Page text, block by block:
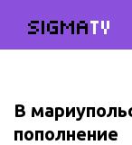
SIGMATV
В
пополнение